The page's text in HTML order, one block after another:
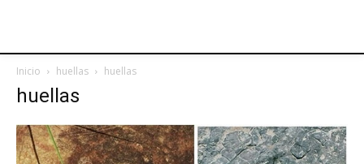
Inicio huellas huellas
huellas